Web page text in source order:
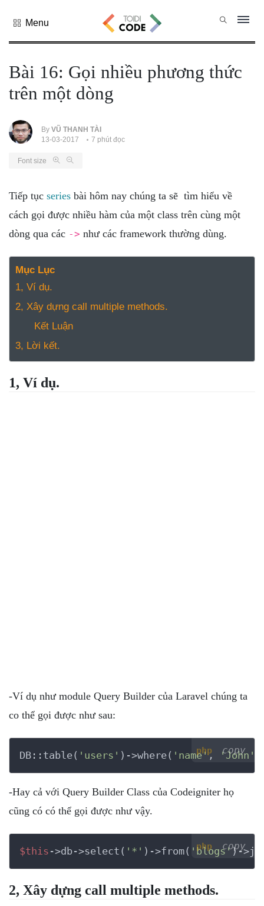
Tất cả
danh mục
PHP
PYTHON
NODE.JS
JAVA CORE
SQL
HTML
CSS
THỦ THUẬT
NGHỆ
TOOLS &
TIN TỨC &
REVIEW
TÌM KIẾM
DỤNG
Menu
Bài 16: Gọi nhiều phương thức
trên một dòng
By VŨ THANH TÀI
13-03-2017
7 phút đọc
Font size
Tiếp tục series bài hôm nay chúng ta sẽ tìm hiểu về
cách gọi được nhiều hàm của một class trên cùng một
dòng qua các -> như các framework thường dùng.
Mục Lục
1, Ví dụ.
2, Xây dựng call multiple methods.
Kết Luận
3, Lời kết.
1, Ví dụ.
-Ví dụ như module Query Builder của Laravel chúng ta
co thể gọi được như sau:
php copy
DB::table( 'users' )->where( 'name', 'John'
-Hay cả với Query Builder Class của Codeigniter họ
cũng có có thể gọi được như vậy.
php copy
$this ->db->select( '*' )->from( 'blogs')-
2, Xây dựng call multiple methods.